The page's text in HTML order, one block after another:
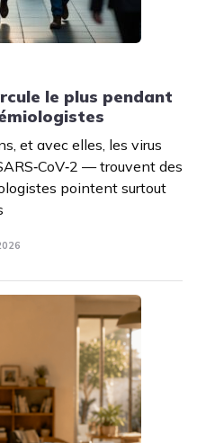
le plus pendant
et avec elles, les virus
— trouvent des
pointent surtout